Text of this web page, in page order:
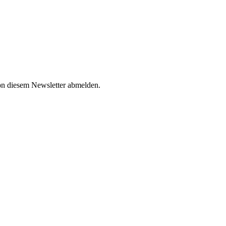
diesem Newsletter abmelden.